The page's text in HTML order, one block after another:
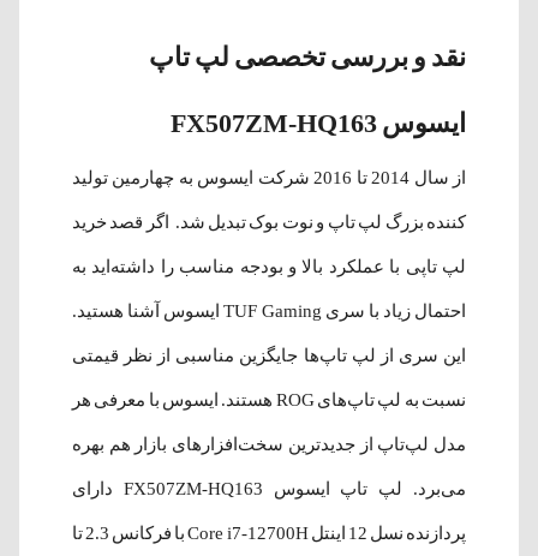
نقد و بررسی تخصصی لپ‌ تاپ
ایسوس FX507ZM-HQ163
از سال 2014 تا 2016 شرکت ایسوس به چهارمین تولید
کننده بزرگ لپ تاپ و نوت بوک تبدیل شد. اگر قصد خرید
لپ تاپی با عملکرد بالا و بودجه مناسب را داشته‌اید به
احتمال زیاد با سری TUF Gaming ایسوس آشنا هستید.
این سری از لپ تاپ‌ها جایگزین مناسبی از نظر قیمتی
نسبت به لپ تاپ‌های ROG هستند. ایسوس با معرفی هر
مدل لپ‌تاپ از جدیدترین سخت‌افزارهای بازار هم بهره
می‌برد. لپ‌ تاپ ایسوس FX507ZM-HQ163 دارای
پردازنده نسل 12 اینتل Core i7-12700H با فرکانس 2.3 تا